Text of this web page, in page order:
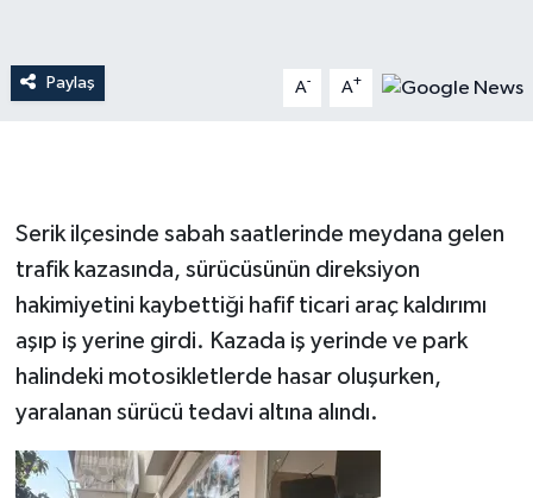
Paylaş A- A+
Serik ilçesinde sabah saatlerinde meydana gelen
trafik kazasında, sürücüsünün direksiyon
hakimiyetini kaybettiği hafif ticari araç kaldırımı
aşıp iş yerine girdi. Kazada iş yerinde ve park
halindeki motosikletlerde hasar oluşurken,
yaralanan sürücü tedavi altına alındı.